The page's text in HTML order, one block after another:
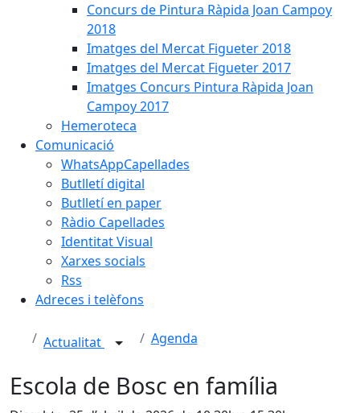
Concurs de Pintura Ràpida Joan Campoy
2018
Imatges del Mercat Figueter 2018
Imatges del Mercat Figueter 2017
Imatges Concurs Pintura Ràpida Joan
Campoy 2017
Hemeroteca
Comunicació
WhatsAppCapellades
Butlletí digital
Butlletí en paper
Ràdio Capellades
Identitat Visual
Xarxes socials
Rss
Adreces i telèfons
Actualitat Agenda
Escola de Bosc en família